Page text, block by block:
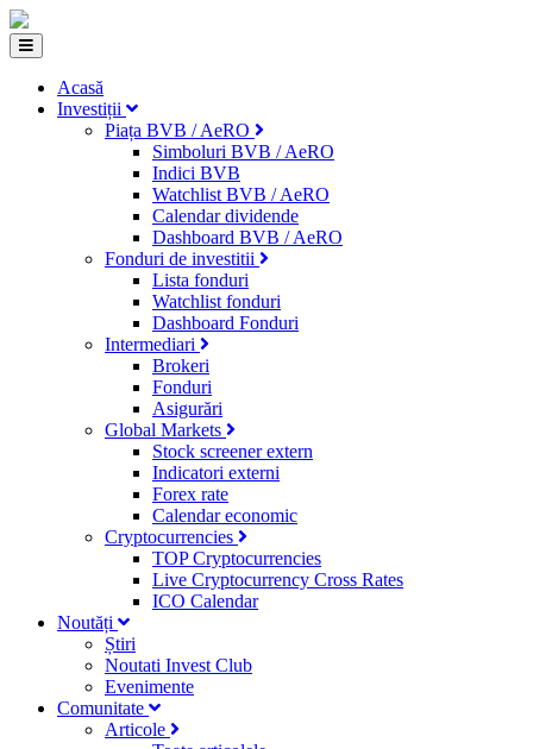
Acasă
Investiții
Piața BVB / AeRO
Simboluri BVB / AeRO
Indici BVB
Watchlist BVB / AeRO
Calendar dividende
Dashboard BVB / AeRO
Fonduri de investitii
Lista fonduri
Watchlist fonduri
Dashboard Fonduri
Intermediari
Brokeri
Fonduri
Asigurări
Global Markets
Stock screener extern
Indicatori externi
Forex rate
Calendar economic
Cryptocurrencies
TOP Cryptocurrencies
Live Cryptocurrency Cross Rates
ICO Calendar
Noutăți
Știri
Noutati Invest Club
Evenimente
Comunitate
Articole